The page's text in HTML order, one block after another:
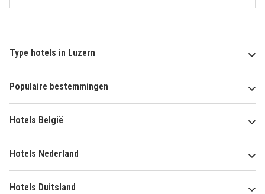
Type hotels in Luzern
Populaire bestemmingen
Hotels België
Hotels Nederland
Hotels Duitsland